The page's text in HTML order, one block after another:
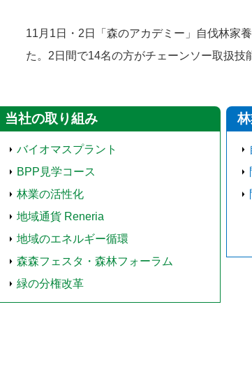
11月1日・2日「森のアカデミー」自伐林家
た。2日間で14名の方がチェーンソー取扱技
当社の取り組み
バイオマスプラント
BPP見学コース
林業の活性化
地域通貨 Reneria
地域のエネルギー循環
森森フェスタ・森林フォーラム
緑の分権改革